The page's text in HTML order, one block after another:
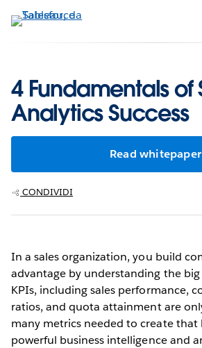
Passa
4 Fundamentals of
Analytics Success
Read whitepaper
CONDIVIDI
In a sales organization, you build
advantage by understanding the big
KPIs, including sales performance,
ratios, and quota attainment are
many metrics needed to create that
powerful business intelligence and